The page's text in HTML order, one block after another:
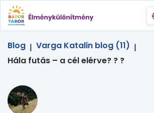
Blog | Varga Katalin blog (11) |
Hála futás – a cél elérve? ? ?